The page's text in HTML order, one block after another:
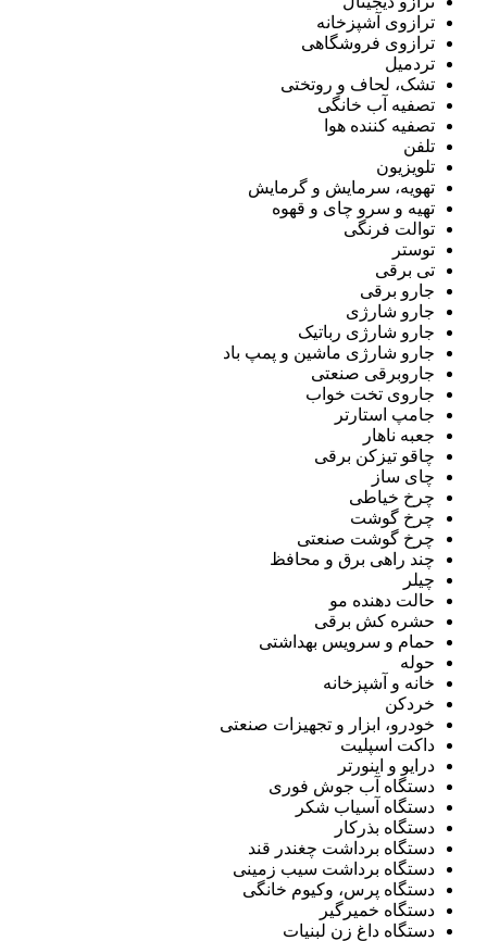
ترازوی آشپزخانه
ترازوی فروشگاهی
تردمیل
تشک، لحاف و روتختی
تصفیه آب خانگی
تصفیه کننده هوا
تلفن
تلویزیون
تهویه، سرمایش و گرمایش
تهیه و سرو چای و قهوه
توالت فرنگی
توستر
تی برقی
جارو برقی
جارو شارژی
جارو شارژی رباتیک
جارو شارژی ماشین و پمپ باد
جاروبرقی صنعتی
جاروی تخت خواب
جامپ استارتر
جعبه ناهار
چاقو تیزکن برقی
چای ساز
چرخ خیاطی
چرخ گوشت
چرخ گوشت صنعتی
چند راهی برق و محافظ
چیلر
حالت دهنده مو
حشره کش برقی
حمام و سرویس بهداشتی
حوله
خانه و آشپزخانه
خردکن
خودرو، ابزار و تجهیزات صنعتی
داکت اسپلیت
درایو و اینورتر
دستگاه آب جوش فوری
دستگاه آسیاب شکر
دستگاه بذرکار
دستگاه برداشت چغندر قند
دستگاه برداشت سیب زمینی
دستگاه پرس، وکیوم خانگی
دستگاه خمیرگیر
دستگاه داغ زن لبنیات